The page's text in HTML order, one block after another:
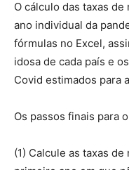
O cálculo das taxas
ano individual da
fórmulas no Excel,
idosa de cada país e
Covid estimados para
Os passos finais para
(1) Calcule as taxas